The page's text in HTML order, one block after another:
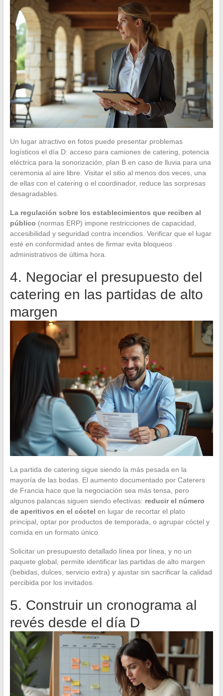
Un lugar atractivo en fotos puede presentar problemas
logísticos el día D: acceso para camiones de catering, potencia
eléctrica para la sonorización, plan B en caso de lluvia para una
ceremonia al aire libre. Visitar el sitio al menos dos veces, una
de ellas con el catering o el coordinador, reduce las sorpresas
desagradables.
La regulación sobre los establecimientos que reciben al
público (normas ERP) impone restricciones de capacidad,
accesibilidad y seguridad contra incendios. Verificar que el lugar
esté en conformidad antes de firmar evita bloqueos
administrativos de última hora.
4. Negociar el presupuesto del
catering en las partidas de alto
margen
La partida de catering sigue siendo la más pesada en la
mayoría de las bodas. El aumento documentado por Caterers
de Francia hace que la negociación sea más tensa, pero
algunos palancas siguen siendo efectivas: reducir el número
de aperitivos en el cóctel en lugar de recortar el plato
principal, optar por productos de temporada, o agrupar cóctel y
comida en un formato único.
Solicitar un presupuesto detallado línea por línea, y no un
paquete global, permite identificar las partidas de alto margen
(bebidas, dulces, servicio extra) y ajustar sin sacrificar la calidad
percibida por los invitados.
5. Construir un cronograma al
revés desde el día D